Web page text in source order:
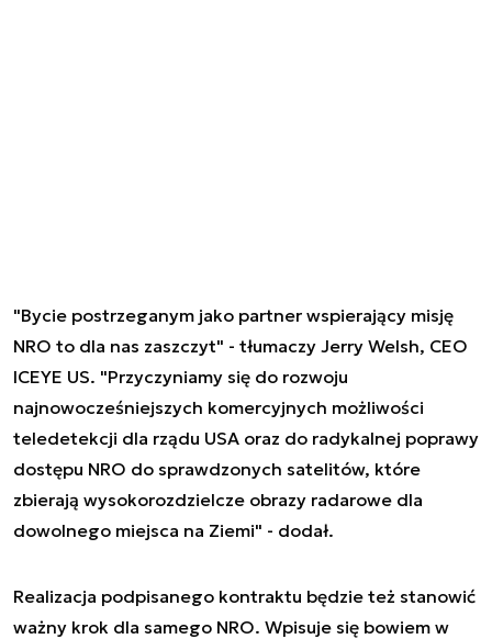
"Bycie postrzeganym jako partner wspierający misję
NRO to dla nas zaszczyt" - tłumaczy Jerry Welsh, CEO
ICEYE US. "Przyczyniamy się do rozwoju
najnowocześniejszych komercyjnych możliwości
teledetekcji dla rządu USA oraz do radykalnej poprawy
dostępu NRO do sprawdzonych satelitów, które
zbierają wysokorozdzielcze obrazy radarowe dla
dowolnego miejsca na Ziemi" - dodał.
Realizacja podpisanego kontraktu będzie też stanowić
ważny krok dla samego NRO. Wpisuje się bowiem w